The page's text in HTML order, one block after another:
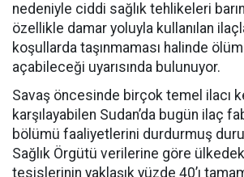
nedeniyle ciddi sağlık tehlikeleri
özellikle damar yoluyla kullanılan
koşullarda taşınmaması halinde
açabileceği uyarısında bulunuyor.
Savaş öncesinde birçok temel ilacı
karşılayabilen Sudan’da bugün ilaç
bölümü faaliyetlerini durdurmuş
Sağlık Örgütü verilerine göre
tesislerinin yaklaşık yüzde 40’ı